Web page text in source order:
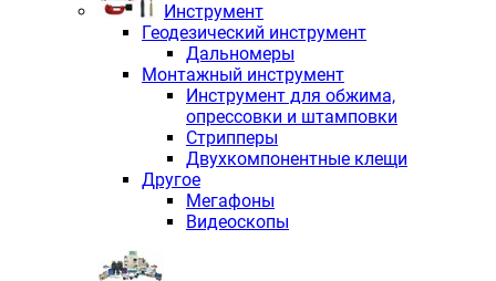
Инструмент
Геодезический инструмент
Дальномеры
Монтажный инструмент
Инструмент для обжима,
опрессовки и штамповки
Стрипперы
Двухкомпонентные клещи
Другое
Мегафоны
Видеоскопы